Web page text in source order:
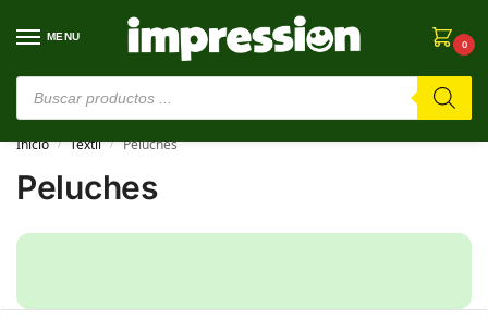
MENU
0
⚠️ Estamos en pruebas. Si algo falla, ¡Perdón!⚠️
Inicio / Textil / Peluches
Peluches